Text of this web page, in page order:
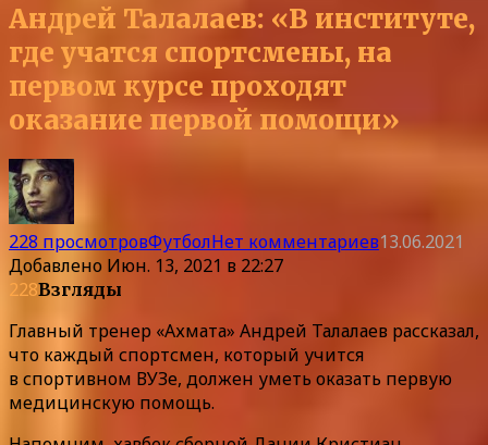
Андрей Талалаев: «В институте,
где учатся спортсмены, на
первом курсе проходят
оказание первой помощи»
228 просмотровФутболНет комментариев13.06.2021
Добавлено Июн. 13, 2021 в 22:27
228Взгляды
Главный тренер «Ахмата» Андрей Талалаев рассказал,
что каждый спортсмен, который учится
в спортивном ВУЗе, должен уметь оказать первую
медицинскую помощь.